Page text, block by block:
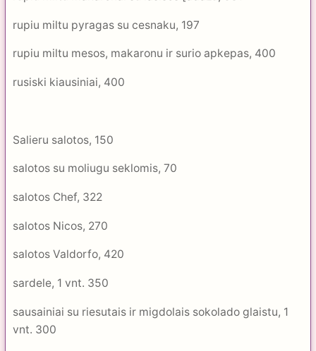
rupiu miltu pyragas su cesnaku, 197
rupiu miltu mesos, makaronu ir surio apkepas, 400
rusiski kiausiniai, 400
Salieru salotos, 150
salotos su moliugu seklomis, 70
salotos Chef, 322
salotos Nicos, 270
salotos Valdorfo, 420
sardele, 1 vnt. 350
sausainiai su riesutais ir migdolais sokolado glaistu, 1
vnt. 300